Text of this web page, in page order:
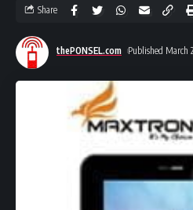
thePONSEL.com Published March
Share